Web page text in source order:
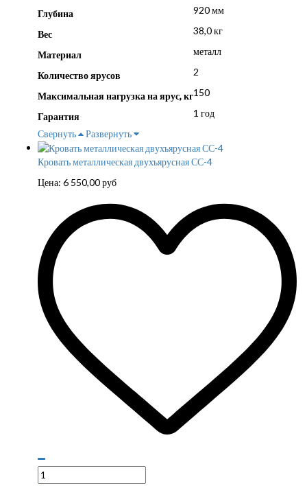
Глубина 920 мм
Вес 38,0 кг
Материал металл
Количество ярусов 2
Максимальная нагрузка на ярус, кг150
Гарантия
1 год
Свернуть
Развернуть
Кровать металлическая двухъярусная СС-4
Цена: 6 550,00руб